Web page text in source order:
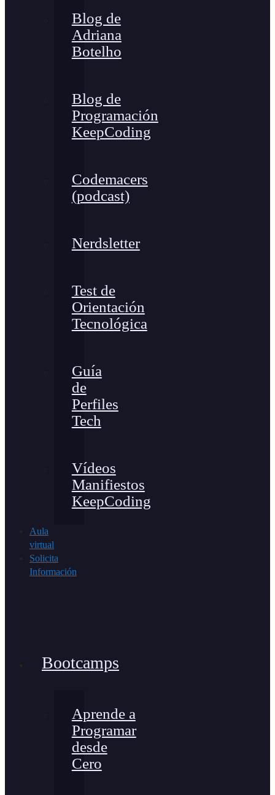
Blog de
Adriana
Botelho
Blog de
Programación
KeepCoding
Codemacers
(podcast)
Nerdsletter
Test de
Orientación
Tecnológica
Guía
de
Perfiles
Tech
Vídeos
Manifiestos
KeepCoding
Aula
virtual
Solicita
Información
Bootcamps
Aprende a
Programar
desde
Cero